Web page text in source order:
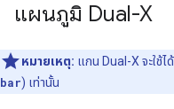
แผนภูมิ Dual-X
หมายเหตุ: แกน Dual-X จะใช้
bar) เท่านั้น